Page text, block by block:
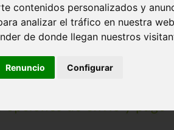
contenidos personalizados y
analizar el tráfico en nuestra
de donde llegan nuestros
Renuncio Configurar